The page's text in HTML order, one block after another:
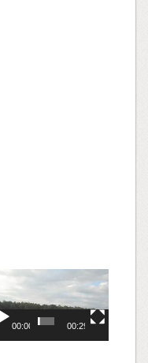
00:00 00:29